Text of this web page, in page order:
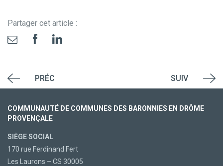
Partager cet article :
PRÉC SUIV
COMMUNAUTÉ DE COMMUNES DES BARONNIES EN DRÔME
PROVENÇALE
SIÈGE SOCIAL
170 rue Ferdinand Fert
Les Laurons – CS 30005